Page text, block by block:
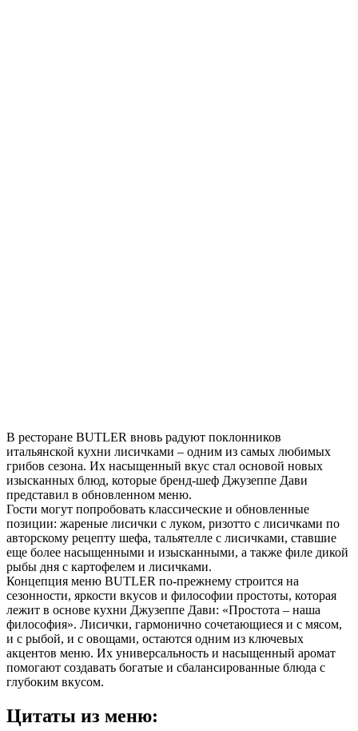
В ресторане BUTLER вновь радуют поклонников
итальянской кухни лисичками – одним из самых любимых
грибов сезона. Их насыщенный вкус стал основой новых
изысканных блюд, которые бренд-шеф Джузеппе Дави
представил в обновленном меню.
Гости могут попробовать классические и обновленные
позиции: жареные лисички с луком, ризотто с лисичками по
авторскому рецепту шефа, тальятелле с лисичками, ставшие
еще более насыщенными и изысканными, а также филе дикой
рыбы дня с картофелем и лисичками.
Концепция меню BUTLER по-прежнему строится на
сезонности, яркости вкусов и философии простоты, которая
лежит в основе кухни Джузеппе Дави: «Простота – наша
философия». Лисички, гармонично сочетающиеся и с мясом,
и с рыбой, и с овощами, остаются одним из ключевых
акцентов меню. Их универсальность и насыщенный аромат
помогают создавать богатые и сбалансированные блюда с
глубоким вкусом.
Цитаты из меню: